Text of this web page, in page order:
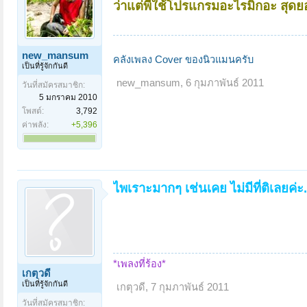
new_mansum
เป็นที่รู้จักกันดี
วันที่สมัครสมาชิก:
5 มกราคม 2010
โพสต์:
3,792
ค่าพลัง:
+5,396
ว่าแต่พี่ใช้โปรแกรมอะไรมิกอะ สุดย
คลังเพลง Cover ของนิวแมนครับ
new_mansum, 6 กุมภาพันธ์ 2011
เกตุวดี
เป็นที่รู้จักกันดี
วันที่สมัครสมาชิก:
ไพเราะมากๆ เช่นเคย ไม่มีที่ติเลยค่ะ
*เพลงที่ร้อง*
เกตุวดี, 7 กุมภาพันธ์ 2011